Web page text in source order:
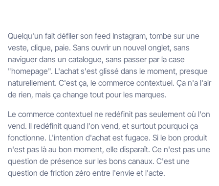
Quelqu'un fait défiler son feed Instagram, tombe sur une
veste, clique, paie. Sans ouvrir un nouvel onglet, sans
naviguer dans un catalogue, sans passer par la case
"homepage". L'achat s'est glissé dans le moment, presque
naturellement. C'est ça, le commerce contextuel. Ça n'a l'air
de rien, mais ça change tout pour les marques.
Le commerce contextuel ne redéfinit pas seulement où l'on
vend. Il redéfinit quand l'on vend, et surtout pourquoi ça
fonctionne. L'intention d'achat est fugace. Si le bon produit
n'est pas là au bon moment, elle disparaît. Ce n'est pas une
question de présence sur les bons canaux. C'est une
question de friction zéro entre l'envie et l'acte.